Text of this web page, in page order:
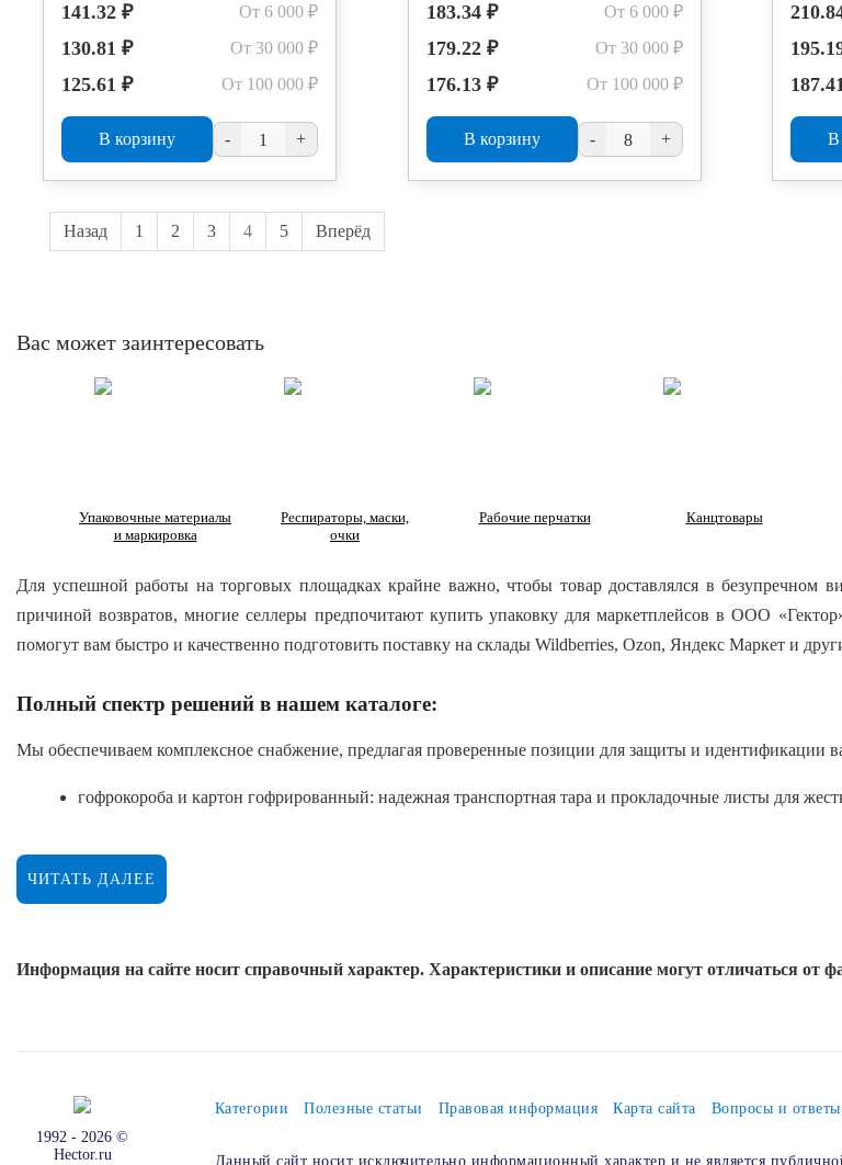
141.32 ₽ От 6 000 ₽
130.81 ₽ От 30 000 ₽
125.61 ₽ От 100 000 ₽
В корзину - +
183.34 ₽ От 6 000 ₽
179.22 ₽ От 30 000 ₽
176.13 ₽ От 100 000 ₽
В корзину - + В
Назад 1 2 3 4 5 Вперёд
Вас может заинтересовать
Упаковочные материалы
и маркировка
Респираторы, маски,
очки
Рабочие перчатки Канцтовары
Для успешной работы на торговых площадках крайне важно, чтобы товар доставлялся в безупречном
причиной возвратов, многие селлеры предпочитают купить упаковку для маркетплейсов в ООО
помогут вам быстро и качественно подготовить поставку на склады Wildberries, Ozon, Яндекс Маркет и
Полный спектр решений в нашем каталоге:
Мы обеспечиваем комплексное снабжение, предлагая проверенные позиции для защиты и идентификации
гофрокороба и картон гофрированный: надежная транспортная тара и прокладочные листы для
пакеты с клеевым клапаном и пакеты с замком zip-lock (зип лок): идеальны для текстиля,
открытия;
термоусадочная полиолефиновая пленка: создает премиальную герметичную оболочку для
пенополиэтилен нпэ и бумага упаковочная: используются в качестве амортизирующих
Ключевые преимущества нашей упаковки:
ЧИТАТЬ ДАЛЕЕ
Информация на сайте носит справочный характер. Характеристики и описание могут отличаться
1992 - 2026 ©
Hector.ru
Категории Полезные статьи Правовая информация Карта сайта Вопросы и ответы
Данный сайт носит исключительно информационный характер и не является